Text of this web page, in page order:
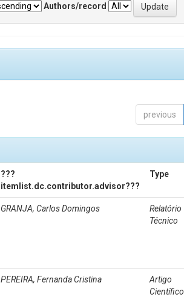
Authors/record
previous
???
itemlist.dc.contributor.advisor???
Type
GRANJA, Carlos Domingos
Relatório
Técnico
PEREIRA, Fernanda Cristina
Artigo
Científico